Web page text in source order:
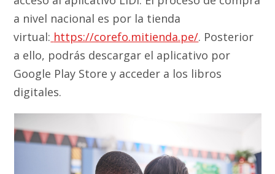
a nivel nacional es por la tienda
virtual: https://corefo.mitienda.pe/. Posterior
a ello, podrás descargar el aplicativo por
Google Play Store y acceder a los libros
digitales.